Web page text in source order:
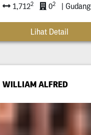
1,7122 02 | Gudang
Lihat Detail
WILLIAM ALFRED